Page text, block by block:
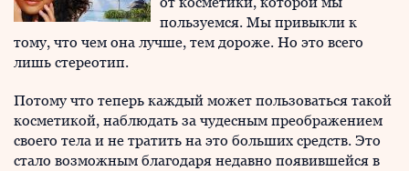
пользуемся. Мы привыкли к
тому, что чем она лучше, тем дороже. Но это всего
лишь стереотип.
Потому что теперь каждый может пользоваться такой
косметикой, наблюдать за чудесным преображением
своего тела и не тратить на это больших средств. Это
стало возможным благодаря недавно появившейся в